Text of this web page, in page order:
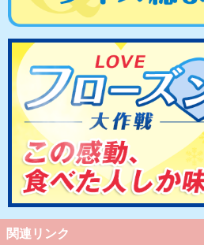
関連リンク